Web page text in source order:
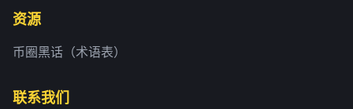
资源
币圈黑话（术语表）
联系我们